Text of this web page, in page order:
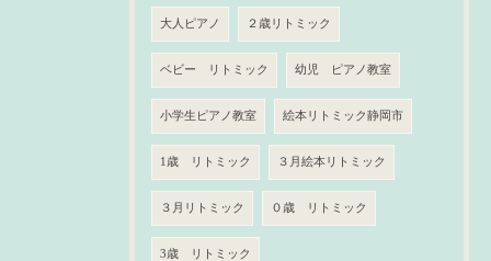
大人ピアノ ２歳リトミック
ベビー リトミック 幼児 ピアノ教室
小学生ピアノ教室 絵本リトミック静岡市
1歳 リトミック ３月絵本リトミック
３月リトミック ０歳 リトミック
3歳 リトミック